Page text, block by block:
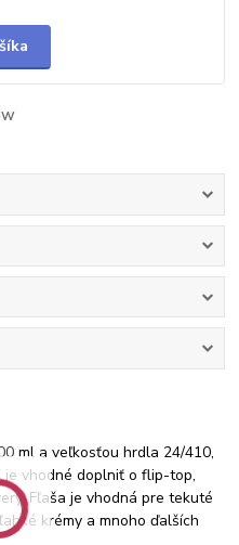
ml a veľkosťou hrdla 24/410,
je vhodné doplniť o flip-top,
Fľaša je vhodná pre tekuté
krémy a mnoho ďalších